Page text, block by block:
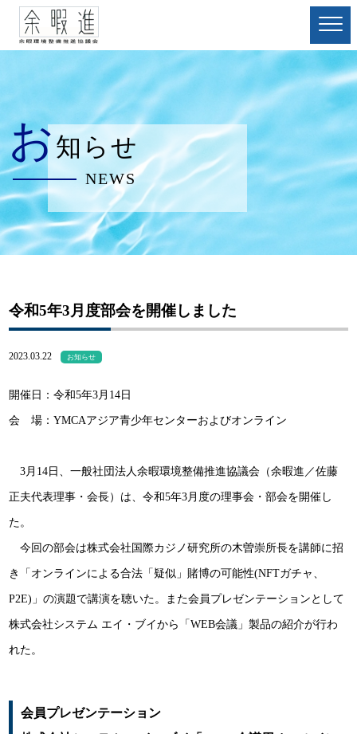
お知らせ
NEWS
令和5年3月度部会を開催しました
2023.03.22 お知らせ
開催日：令和5年3月14日
会 場：YMCAアジア青少年センターおよびオンライン
3月14日、一般社団法人余暇環境整備推進協議会（余暇進／佐藤
正夫代表理事・会長）は、令和5年3月度の理事会・部会を開催し
た。
今回の部会は株式会社国際カジノ研究所の木曽崇所長を講師に招
き「オンラインによる合法「疑似」賭博の可能性(NFTガチャ、
P2E)」の演題で講演を聴いた。また会員プレゼンテーションとして
株式会社システム エイ・ブイから「WEB会議」製品の紹介が行わ
れた。
会員プレゼンテーション